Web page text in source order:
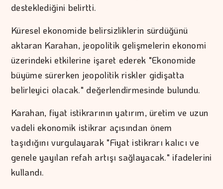
desteklediğini belirtti.
Küresel ekonomide belirsizliklerin sürdüğünü
aktaran Karahan, jeopolitik gelişmelerin ekonomi
üzerindeki etkilerine işaret ederek "Ekonomide
büyüme sürerken jeopolitik riskler gidişatta
belirleyici olacak." değerlendirmesinde bulundu.
Karahan, fiyat istikrarının yatırım, üretim ve uzun
vadeli ekonomik istikrar açısından önem
taşıdığını vurgulayarak "Fiyat istikrarı kalıcı ve
genele yayılan refah artışı sağlayacak." ifadelerini
kullandı.